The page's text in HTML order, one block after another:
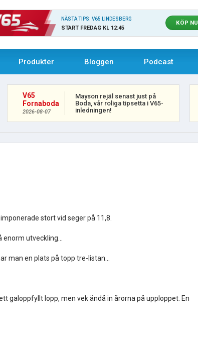
NÄSTA TIPS: V65 LINDESBERG
START FREDAG KL 12:45
KÖP NU
Produkter Bloggen Podcast
V65
Fornaboda
2026-08-07
Mayson rejäl senast just på
Boda, vår roliga tipsetta i V65-
inledningen!
stort vid seger på 11,8.
utveckling...
man en plats på topp tre-listan...
galoppfyllt lopp, men vek ändå in årorna på upploppet. En